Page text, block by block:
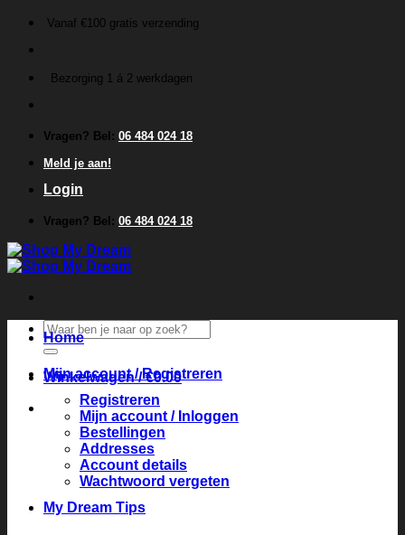
inhoud
Vanaf €100 gratis verzending
Bezorging 1 á 2 werkdagen
Vragen? Bel: 06 484 024 18
Meld je aan!
Login
Vragen? Bel: 06 484 024 18
Zoeken
naar:
Winkelwagen /€0.00
Home
Mijn account / Registreren
Registreren
Mijn account / Inloggen
Bestellingen
Addresses
Account details
Wachtwoord vergeten
My Dream Tips